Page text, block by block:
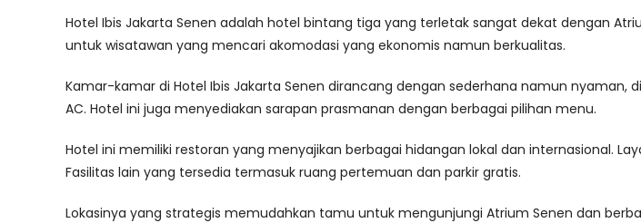
Hotel Ibis Jakarta Senen adalah hotel bintang tiga yang terletak sangat dekat dengan
untuk wisatawan yang mencari akomodasi yang ekonomis namun berkualitas.
Kamar-kamar di Hotel Ibis Jakarta Senen dirancang dengan sederhana namun nyaman,
AC. Hotel ini juga menyediakan sarapan prasmanan dengan berbagai pilihan menu.
Hotel ini memiliki restoran yang menyajikan berbagai hidangan lokal dan internasional.
Fasilitas lain yang tersedia termasuk ruang pertemuan dan parkir gratis.
Lokasinya yang strategis memudahkan tamu untuk mengunjungi Atrium Senen dan